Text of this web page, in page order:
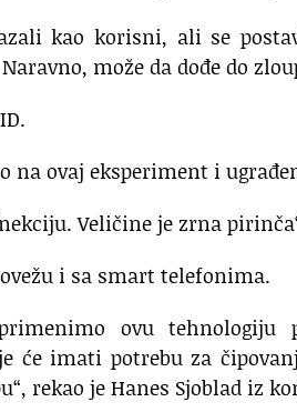
kao korisni, ali se
može da dođe do
na ovaj eksperiment i
Veličine je zrna
i sa smart telefonima.
ovu
će imati potrebu za
rekao je Hanes Sjoblad iz